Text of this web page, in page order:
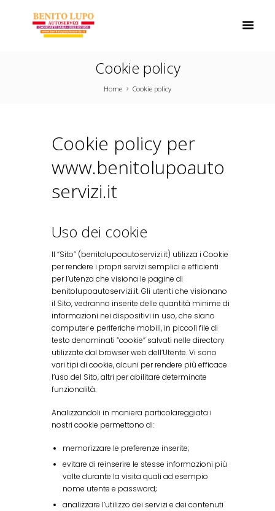
Cookie policy
Home Cookie policy
Cookie policy per
www.benitolupoauto
servizi.it
Uso dei cookie
Il “Sito” (benitolupoautoservizi.it) utilizza i Cookie
per rendere i propri servizi semplici e efficienti
per l’utenza che visiona le pagine di
benitolupoautoservizi.it. Gli utenti che visionano
il Sito, vedranno inserite delle quantità minime di
informazioni nei dispositivi in uso, che siano
computer e periferiche mobili, in piccoli file di
testo denominati “cookie” salvati nelle directory
utilizzate dal browser web dell’Utente. Vi sono
vari tipi di cookie, alcuni per rendere più efficace
l’uso del Sito, altri per abilitare determinate
funzionalità.
Analizzandoli in maniera particolareggiata i
nostri cookie permettono di:
memorizzare le preferenze inserite;
evitare di reinserire le stesse informazioni più
volte durante la visita quali ad esempio
nome utente e password;
analizzare l’utilizzo dei servizi e dei contenuti